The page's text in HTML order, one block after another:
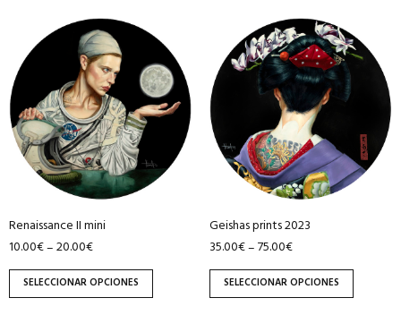
Renaissance II mini
10.00€–20.00€
SELECCIONAR OPCIONES
producto
tiene
múltiples
variantes.
Las
opciones
elegir
en
la
página
Geishas prints 2023
35.00€–75.00€
SELECCIONAR OPCIONES
producto
tiene
múltiples
variantes.
Las
opciones
elegir
en
la
página